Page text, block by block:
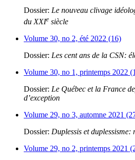
Dossier: Le nouveau clivage
du XXIe siècle
Volume 30, no 2, été 2022 (16)
Dossier: Les cent ans de la CSN:
Volume 30, no 1, printemps 2022
Dossier: Le Québec et la France
d’exception
Volume 29, no 3, automne 2021
Dossier: Duplessis et duplessisme:
Volume 29, no 2, printemps 2021